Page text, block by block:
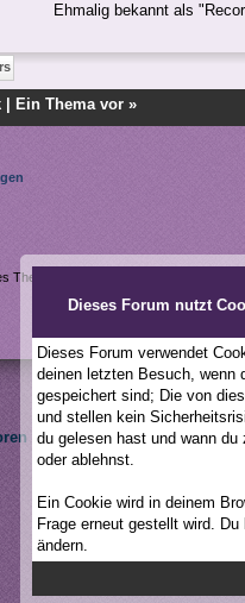
Dieses Forum nutzt
Dieses Forum verwendet
deinen letzten Besuch, wenn
gespeichert sind; Die von
und stellen kein
du gelesen hast und wann
oder ablehnst.
Ein Cookie wird in deinem
Frage erneut gestellt wird.
ändern.
Ehmalig bekannt als
Ein Thema vor »
Thema anschauen:
als gelesen markieren|
We do not own My Little Pony: